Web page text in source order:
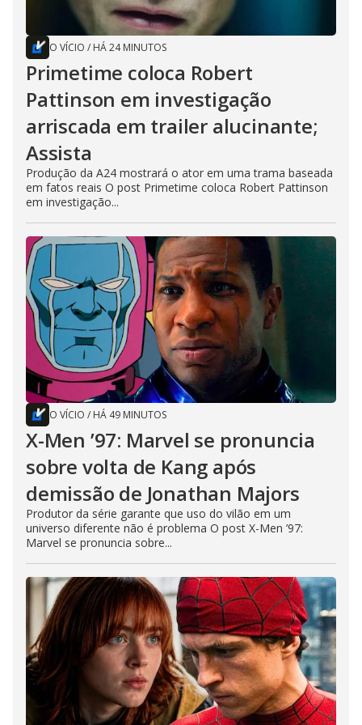
O VÍCIO / HÁ 24 MINUTOS
Primetime coloca Robert
Pattinson em investigação
arriscada em trailer alucinante;
Assista
Produção da A24 mostrará o ator em uma trama baseada
em fatos reais O post Primetime coloca Robert Pattinson
em investigação...
O VÍCIO / HÁ 49 MINUTOS
X-Men ’97: Marvel se pronuncia
sobre volta de Kang após
demissão de Jonathan Majors
Produtor da série garante que uso do vilão em um
universo diferente não é problema O post X-Men ’97:
Marvel se pronuncia sobre...